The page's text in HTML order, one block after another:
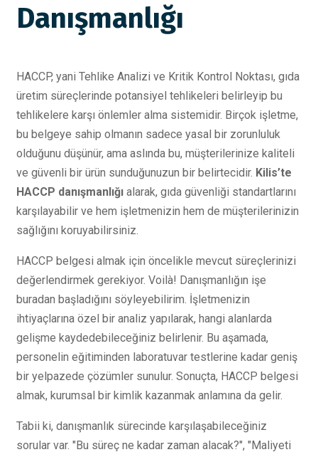
Danışmanlığı
HACCP, yani Tehlike Analizi ve Kritik Kontrol Noktası, gıda
üretim süreçlerinde potansiyel tehlikeleri belirleyip bu
tehlikelere karşı önlemler alma sistemidir. Birçok işletme,
bu belgeye sahip olmanın sadece yasal bir zorunluluk
olduğunu düşünür, ama aslında bu, müşterilerinize kaliteli
ve güvenli bir ürün sunduğunuzun bir belirtecidir. Kilis’te
HACCP danışmanlığı alarak, gıda güvenliği standartlarını
karşılayabilir ve hem işletmenizin hem de müşterilerinizin
sağlığını koruyabilirsiniz.
HACCP belgesi almak için öncelikle mevcut süreçlerinizi
değerlendirmek gerekiyor. Voilà! Danışmanlığın işe
buradan başladığını söyleyebilirim. İşletmenizin
ihtiyaçlarına özel bir analiz yapılarak, hangi alanlarda
gelişme kaydedebileceğiniz belirlenir. Bu aşamada,
personelin eğitiminden laboratuvar testlerine kadar geniş
bir yelpazede çözümler sunulur. Sonuçta, HACCP belgesi
almak, kurumsal bir kimlik kazanmak anlamına da gelir.
Tabii ki, danışmanlık sürecinde karşılaşabileceğiniz
sorular var. "Bu süreç ne kadar zaman alacak?", "Maliyeti